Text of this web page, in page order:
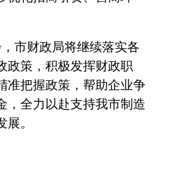
市财政局将继续落实各
政策，积极发挥财政职
准把握政策，帮助企业争
， 全力以赴支持我市制造
。